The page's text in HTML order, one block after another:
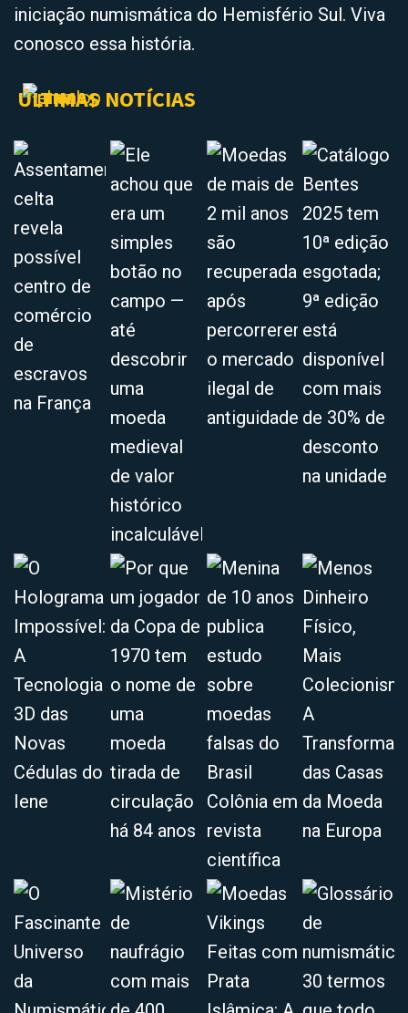
iniciação numismática do Hemisfério Sul. Viva
conosco essa história.
ÚLTIMAS NOTÍCIAS